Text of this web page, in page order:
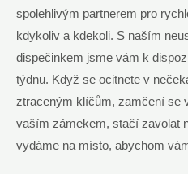
spolehlivým partnerem pro
kdykoliv a kdekoli. S naším
dispečinkem jsme vám k
týdnu. Když se ocitnete v
ztraceným klíčům, zamčení se
vaším zámekem, stačí zavolat
vydáme na místo, abychom